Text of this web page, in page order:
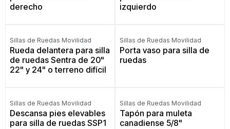
derecho
izquierdo
Sillas de Ruedas Movilidad
Rueda delantera para silla
de ruedas Sentra de 20"
22" y 24" o terreno difícil
Sillas de Ruedas Movilidad
Porta vaso para silla de
ruedas
Sillas de Ruedas Movilidad
Descansa pies elevables
para silla de ruedas SSP1
Sillas de Ruedas Movilidad
Tapón para muleta
canadiense 5/8"